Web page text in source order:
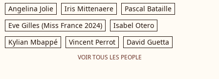
Angelina Jolie Iris Mittenaere
Pascal Bataille
Eve Gilles (Miss France 2024)
Isabel Otero
Kylian Mbappé
Vincent Perrot David Guetta
VOIR TOUS LES PEOPLE